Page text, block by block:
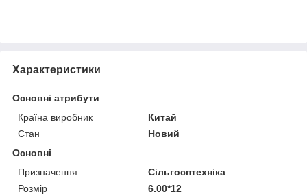
Характеристики
Основні атрибути
Країна виробник
Китай
Стан
Новий
Основні
Призначення
Сільгосптехніка
Розмір
6.00*12